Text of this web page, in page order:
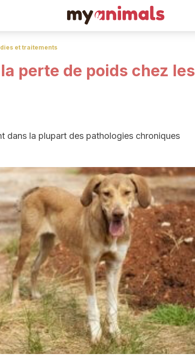
et traitements
perte de poids chez les
dans la plupart des pathologies chroniques